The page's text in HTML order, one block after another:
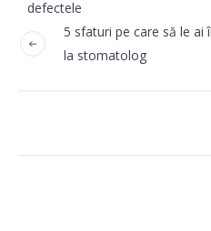
defectele
5 sfaturi pe care să le ai
la stomatolog